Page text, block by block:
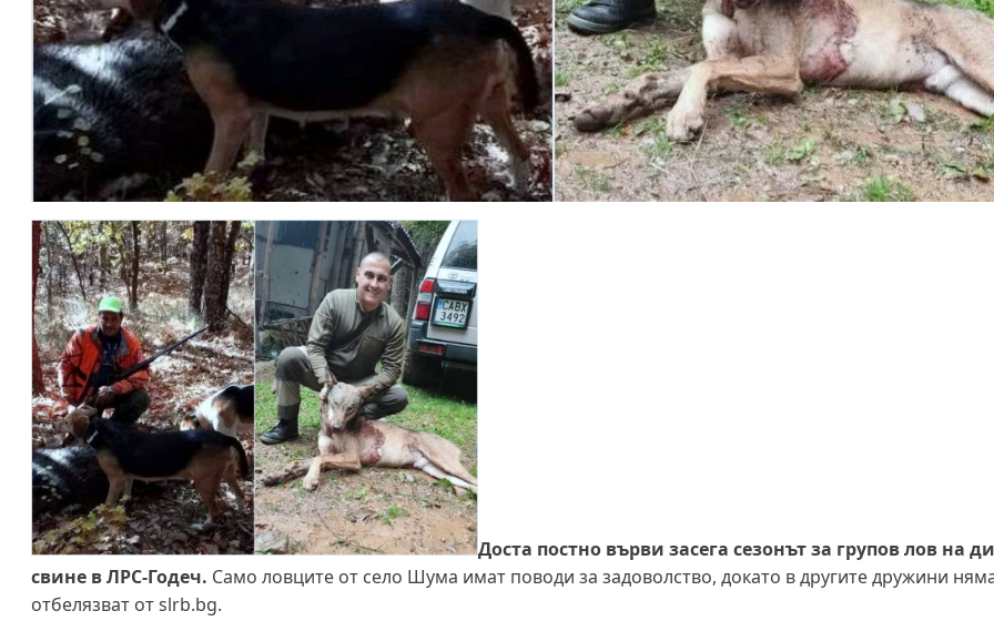
Доста постно върви засега сезонът за групов лов на
свине в ЛРС-Годеч. Само ловците от село Шума имат поводи за задоволство, докато в другите дружини
отбелязват от slrb.bg.